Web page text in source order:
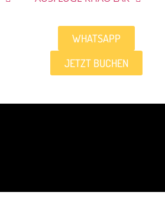
WHATSAPP
JETZT BUCHEN